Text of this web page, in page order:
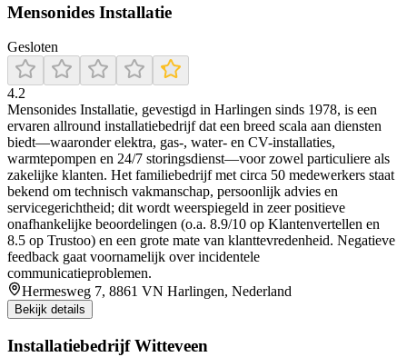
Mensonides Installatie
Gesloten
4.2
Mensonides Installatie, gevestigd in Harlingen sinds 1978, is een
ervaren allround installatiebedrijf dat een breed scala aan diensten
biedt—waaronder elektra, gas-, water- en CV-installaties,
warmtepompen en 24/7 storingsdienst—voor zowel particuliere als
zakelijke klanten. Het familiebedrijf met circa 50 medewerkers staat
bekend om technisch vakmanschap, persoonlijk advies en
servicegerichtheid; dit wordt weerspiegeld in zeer positieve
onafhankelijke beoordelingen (o.a. 8.9/10 op Klantenvertellen en
8.5 op Trustoo) en een grote mate van klanttevredenheid. Negatieve
feedback gaat voornamelijk over incidentele
communicatieproblemen.
Hermesweg 7, 8861 VN Harlingen, Nederland
Bekijk details
Installatiebedrijf Witteveen